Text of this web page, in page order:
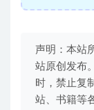
声明：本站
站原创发布
时，禁止复
站、书籍等